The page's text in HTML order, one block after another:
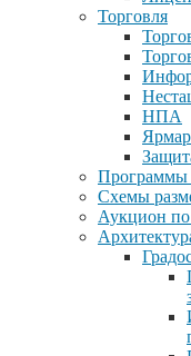
Торговля
НПА
Программы
Схемы
Аукцион по